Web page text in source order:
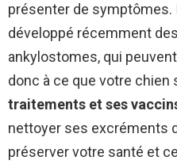
présenter de symptômes.
développé récemment
ankylostomes, qui
donc à ce que votre chien
traitements et ses
nettoyer ses excréments
préserver votre santé et